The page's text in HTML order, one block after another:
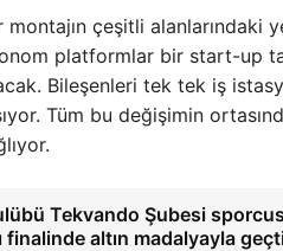
çeşitli alanlarındaki
platformlar bir start-up
Bileşenleri tek tek iş
Tüm bu değişimin
Tekvando Şubesi
altın madalyayla geçti